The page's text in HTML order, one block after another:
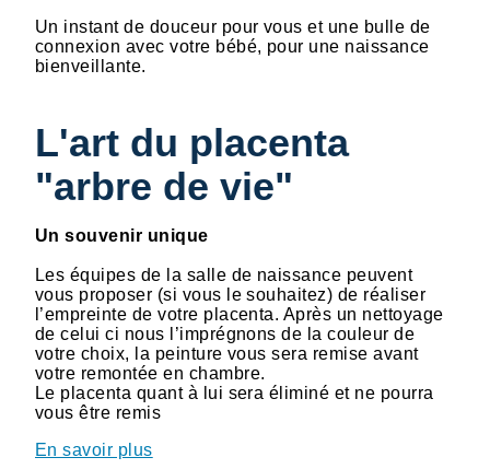
Un instant de douceur pour vous et une bulle de
connexion avec votre bébé, pour une naissance
bienveillante.
L'art du placenta
"arbre de vie"
Un souvenir unique
Les équipes de la salle de naissance peuvent
vous proposer (si vous le souhaitez) de réaliser
l’empreinte de votre placenta. Après un nettoyage
de celui ci nous l’imprégnons de la couleur de
votre choix, la peinture vous sera remise avant
votre remontée en chambre.
Le placenta quant à lui sera éliminé et ne pourra
vous être remis
En savoir plus